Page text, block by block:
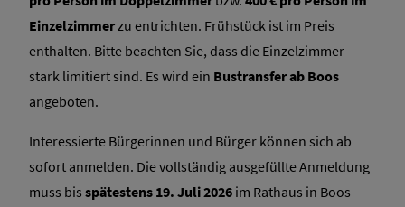
Einzelzimmerzu entrichten. Frühstück ist im Preis
enthalten. Bitte beachten Sie, dass die Einzelzimmer
stark limitiert sind. Es wird ein Bustransfer ab Boos
angeboten.
Interessierte Bürgerinnen und Bürger können sich ab
sofort anmelden. Die vollständig ausgefüllte Anmeldung
muss bis spätestens 19. Juli 2026 im Rathaus in Boos